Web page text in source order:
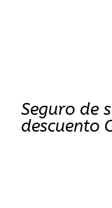
Seguro de
descuento